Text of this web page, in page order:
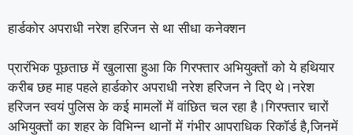
हार्डकोर अपराधी नरेश हरिजन से था सीधा कनेक्शन
प्रारंभिक पूछताछ में खुलासा हुआ कि गिरफ्तार अभियुक्तों को ये हथियार
करीब छह माह पहले हार्डकोर अपराधी नरेश हरिजन ने दिए थे।नरेश
हरिजन स्वयं पुलिस के कई मामलों में वांछित चल रहा है।गिरफ्तार चारों
अभियुक्तों का शहर के विभिन्न थानों में गंभीर आपराधिक रिकॉर्ड है,जिनमें